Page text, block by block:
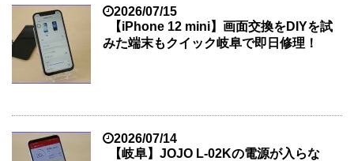
2026/07/15
【iPhone 12 mini】画面交換をDIYを試
みた端末もクイック岐阜で即日修理！
2026/07/14
【岐阜】JOJO L-02Kの電源が入らな